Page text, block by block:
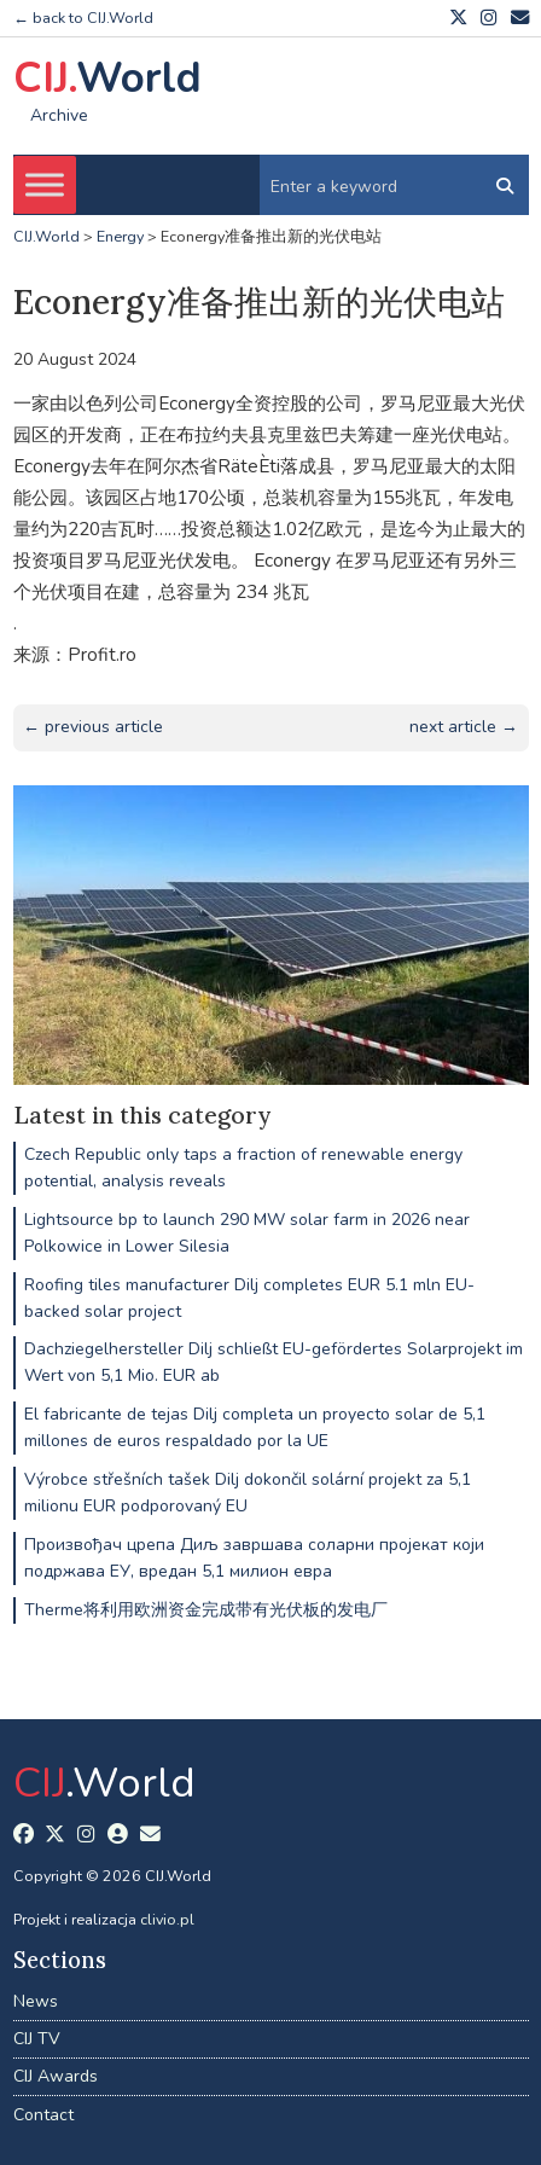
← back to CIJ.World
CIJ.World
Archive
CIJ.World > Energy> Econergy准备推出新的光伏电站
Econergy准备推出新的光伏电站
20 August 2024
一家由以色列公司Econergy全资控股的公司，罗马尼亚最大光伏
园区的开发商，正在布拉约夫县克里兹巴夫筹建一座光伏电站。
Econergy去年在阿尔杰省RäteÈti落成县，罗马尼亚最大的太阳
能公园。该园区占地170公顷，总装机容量为155兆瓦，年发电
量约为220吉瓦时……投资总额达1.02亿欧元，是迄今为止最大的
投资项目罗马尼亚光伏发电。 Econergy 在罗马尼亚还有另外三
个光伏项目在建，总容量为 234 兆瓦
.
来源：Profit.ro
← previous article next article →
Latest in this category
Czech Republic only taps a fraction of renewable energy
potential, analysis reveals
Lightsource bp to launch 290 MW solar farm in 2026 near
Polkowice in Lower Silesia
Roofing tiles manufacturer Dilj completes EUR 5.1 mln EU-
backed solar project
Dachziegelhersteller Dilj schließt EU-gefördertes Solarprojekt im
Wert von 5,1 Mio. EUR ab
El fabricante de tejas Dilj completa un proyecto solar de 5,1
millones de euros respaldado por la UE
Výrobce střešních tašek Dilj dokončil solární projekt za 5,1
milionu EUR podporovaný EU
Произвођач црепа Диљ завршава соларни пројекат који
подржава ЕУ, вредан 5,1 милион евра
Therme将利用欧洲资金完成带有光伏板的发电厂
CIJ.World
Copyright © 2026 CIJ.World
Projekt i realizacja clivio.pl
Sections
News
CIJ TV
CIJ Awards
Contact